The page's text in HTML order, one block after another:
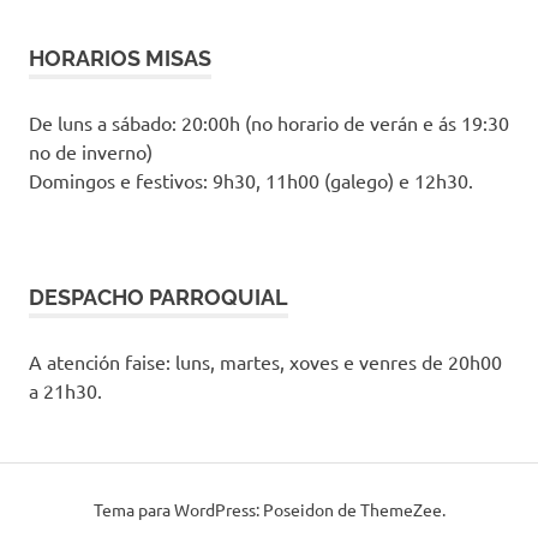
HORARIOS MISAS
De luns a sábado: 20:00h (no horario de verán e ás 19:30
no de inverno)
Domingos e festivos: 9h30, 11h00 (galego) e 12h30.
DESPACHO PARROQUIAL
A atención faise: luns, martes, xoves e venres de 20h00
a 21h30.
Tema para WordPress: Poseidon de ThemeZee.